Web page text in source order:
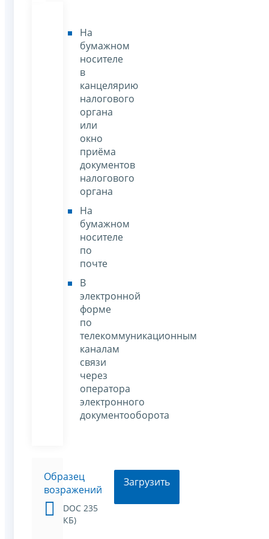
На
бумажном
носителе
в
канцелярию
налогового
органа
или
окно
приёма
документов
налогового
органа
На
бумажном
носителе
по
почте
В
электронной
форме
по
телекоммуникационным
каналам
связи
через
оператора
электронного
документооборота
Образец
возражений
DOC 235
КБ)
Загрузить